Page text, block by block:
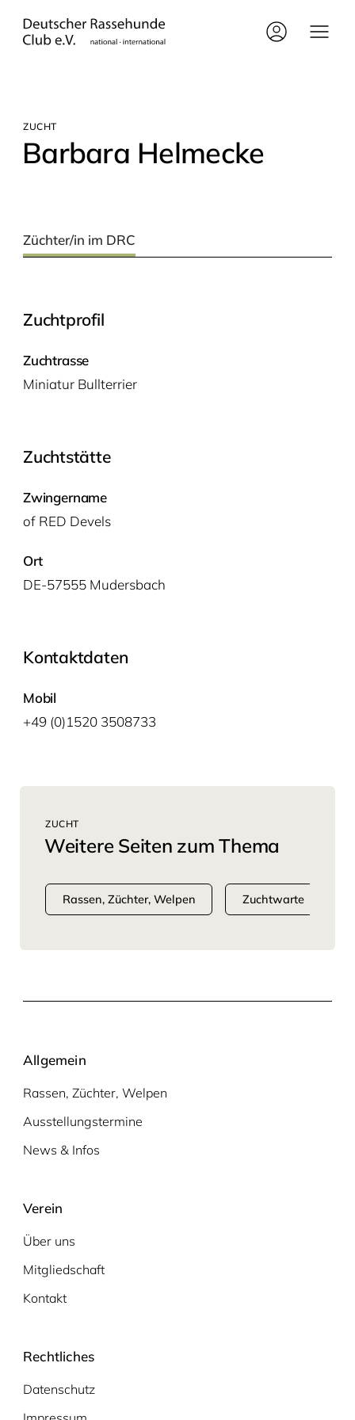
ZUCHT
Bar­ba­ra Helmecke
Züchter/in im DRC
Zuchtprofil
Zuchtrasse
Minia­tur Bullterrier
Zuchtstätte
Zwingername
of RED Devels
Ort
DE-57555 Mudersbach
Kontaktdaten
Mobil
+49 (0)1520 3508733
ZUCHT
Weitere Seiten zum Thema
Rassen, Züchter, Welpen Zuchtwarte
Allgemein
Rassen, Züchter, Welpen
Ausstellungstermine
News & Infos
Verein
Über uns
Mitgliedschaft
Kontakt
Rechtliches
Datenschutz